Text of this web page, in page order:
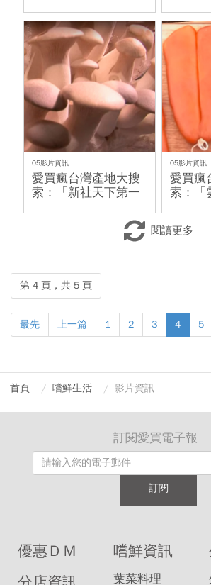
05影片資訊
愛買瘋台灣產地大搜
索：「新社天下第一
05影片資訊
愛買瘋
索：「
閱讀更多
第 4 頁，共 5 頁
最先 上一篇 1 2 3 4 5
首頁 嚐鮮生活 影片資訊
訂閱愛買電子報
訂閱
優惠ＤＭ
嚐鮮資訊
葉菜料理